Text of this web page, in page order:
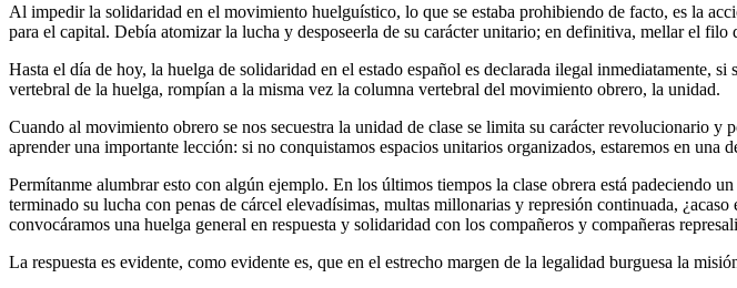
Al impedir la solidaridad en el movimiento huelguístico, lo que se estaba prohibiendo de facto, es la
para el capital. Debía atomizar la lucha y desposeerla de su carácter unitario; en definitiva, mellar el filo
Hasta el día de hoy, la huelga de solidaridad en el estado español es declarada ilegal inmediatamente,
vertebral de la huelga, rompían a la misma vez la columna vertebral del movimiento obrero, la unidad.
Cuando al movimiento obrero se nos secuestra la unidad de clase se limita su carácter revolucionario
aprender una importante lección: si no conquistamos espacios unitarios organizados, estaremos en una
Permítanme alumbrar esto con algún ejemplo. En los últimos tiempos la clase obrera está padeciendo
terminado su lucha con penas de cárcel elevadísimas, multas millonarias y represión continuada,
convocáramos una huelga general en respuesta y solidaridad con los compañeros y compañeras
La respuesta es evidente, como evidente es, que en el estrecho margen de la legalidad burguesa la